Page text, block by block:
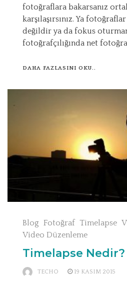
fotoğraflara bakarsanız
karşılaşırsınız. Ya
değildir ya da fokus
fotoğrafçılığında net
DAHA FAZLASINI OKU..
Blog Fotoğraf Timelapse
Video Düzenleme
Timelapse Nedir?
TECHO 19 KASIM 2015